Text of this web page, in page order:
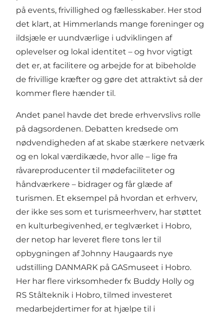
på events, frivillighed og fællesskaber. Her stod
det klart, at Himmerlands mange foreninger og
ildsjæle er uundværlige i udviklingen af
oplevelser og lokal identitet – og hvor vigtigt
det er, at facilitere og arbejde for at bibeholde
de frivillige kræfter og gøre det attraktivt så der
kommer flere hænder til.
Andet panel havde det brede erhvervslivs rolle
på dagsordenen. Debatten kredsede om
nødvendigheden af at skabe stærkere netværk
og en lokal værdikæde, hvor alle – lige fra
råvareproducenter til mødefaciliteter og
håndværkere – bidrager og får glæde af
turismen. Et eksempel på hvordan et erhverv,
der ikke ses som et turismeerhverv, har støttet
en kulturbegivenhed, er teglværket i Hobro,
der netop har leveret flere tons ler til
opbygningen af Johnny Haugaards nye
udstilling DANMARK på GASmuseet i Hobro.
Her har flere virksomheder fx Buddy Holly og
RS Stålteknik i Hobro, tilmed investeret
medarbejdertimer for at hjælpe til i